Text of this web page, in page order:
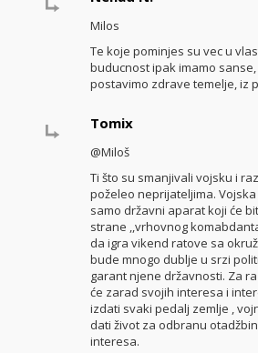
Milos
Te koje pominjes su vec u
buducnost ipak imamo
postavimo zdrave temelje, iz
Tomix
@Miloš
Ti što su smanjivali vojsku i
poželeo neprijateljima.
samo državni aparat koji će
strane ,,vrhovnog
da igra vikend ratove sa
bude mnogo dublje u srzi
garant njene državnosti. Za
će zarad svojih interesa i
izdati svaki pedalj zemlje ,
dati život za odbranu
interesa.